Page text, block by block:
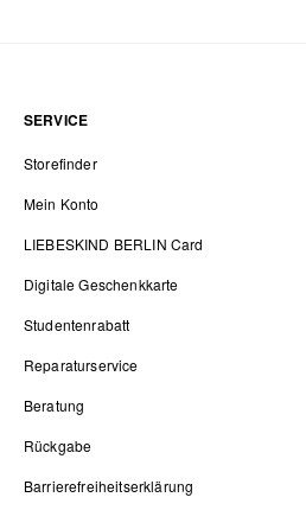
SERVICE
Storefinder
Mein Konto
LIEBESKIND BERLIN Card
Digitale Geschenkkarte
Studentenrabatt
Reparaturservice
Beratung
Rückgabe
Barrierefreiheitserklärung